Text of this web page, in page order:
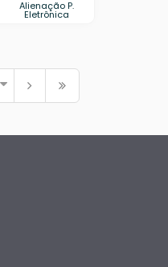
Alienação P.
Eletrônica